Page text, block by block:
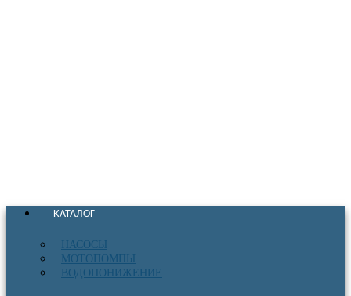
КАТАЛОГ
НАСОСЫ
МОТОПОМПЫ
ВОДОПОНИЖЕНИЕ